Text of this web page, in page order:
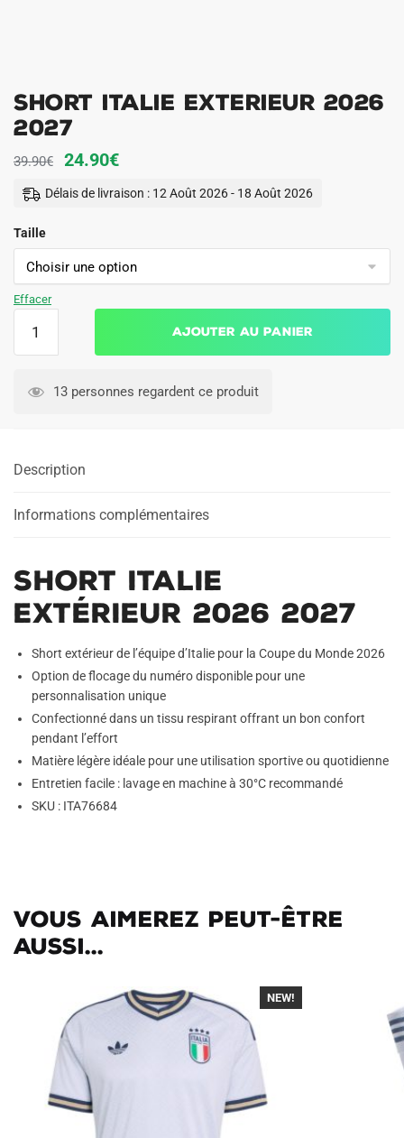
Short Italie Exterieur 2026
2027
39.90€
Le
prix
39.90€.
24.90€Le
prix
24.90€.
Délais de livraison : 12 Août 2026 - 18 Août 2026
Taille
Effacer
Italie
Ajouter au panier
13 personnes regardent ce produit
Description
Informations complémentaires
Short Italie
Extérieur 2026 2027
Short extérieur de l’équipe d’Italie pour la Coupe du Monde 2026
Option de flocage du numéro disponible pour une
personnalisation unique
Confectionné dans un tissu respirant offrant un bon confort
pendant l’effort
Matière légère idéale pour une utilisation sportive ou quotidienne
Entretien facile : lavage en machine à 30°C recommandé
SKU : ITA76684
Vous aimerez peut-être
aussi...
-40%
NEW!